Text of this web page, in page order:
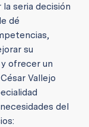
seria decisión
dé
su
ofrecer un
Vallejo
del